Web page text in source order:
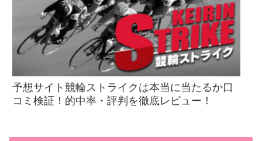
予想サイト競輪ストライクは本当に当たるか口
コミ検証！的中率・評判を徹底レビュー！